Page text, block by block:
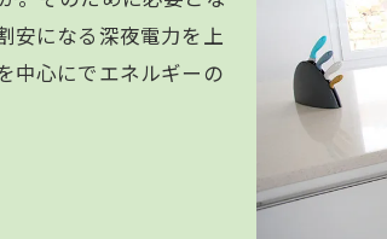
安になる深夜電力を上
中心にでエネルギーの